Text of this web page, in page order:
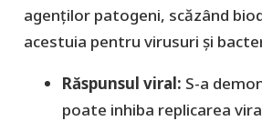
agenților patogeni, scăzând
acestuia pentru virusuri și
Răspunsul viral: S-a
poate inhiba replicarea